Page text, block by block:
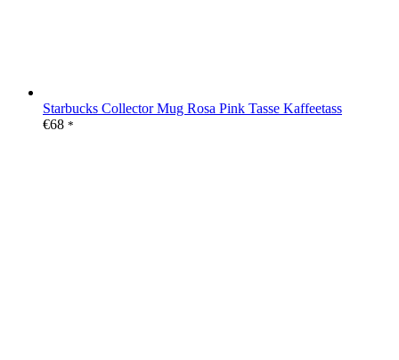
Starbucks Collector Mug Rosa Pink Tasse Kaffeetass
€68 *